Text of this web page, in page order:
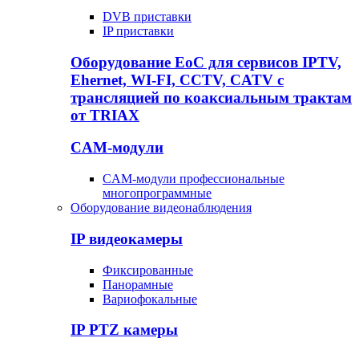
DVB приставки
IP приставки
Оборудование EoC для сервисов IPTV,
Ehernet, WI-FI, CCTV, CATV c
трансляцией по коаксиальным трактам
от TRIAX
CAM-модули
CAM-модули профессиональные
многопрограммные
Оборудование видеонаблюдения
IP видеокамеры
Фиксированные
Панорамные
Вариофокальные
IP PTZ камеры